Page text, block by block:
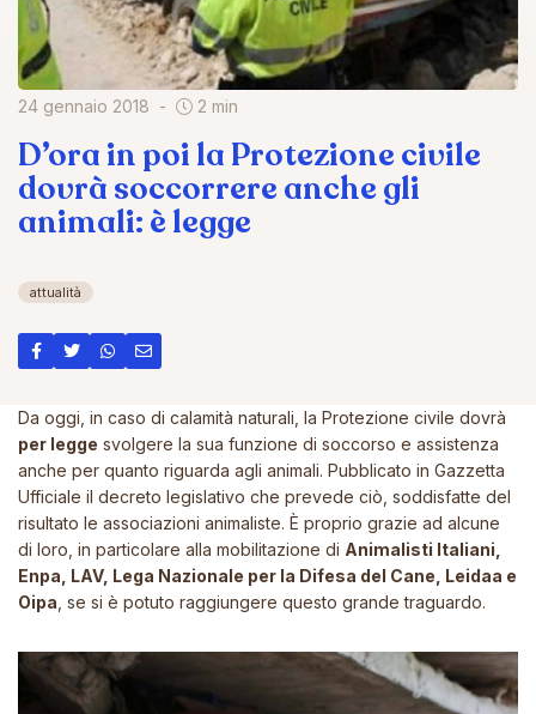
24 gennaio 2018 2 min
D’ora in poi la Protezione civile
dovrà soccorrere anche gli
animali: è legge
attualità
Da oggi, in caso di calamità naturali, la Protezione civile dovrà
per legge svolgere la sua funzione di soccorso e assistenza
anche per quanto riguarda agli animali. Pubblicato in Gazzetta
Ufficiale il decreto legislativo che prevede ciò, soddisfatte del
risultato le associazioni animaliste. È proprio grazie ad alcune
di loro, in particolare alla mobilitazione di Animalisti Italiani,
Enpa, LAV, Lega Nazionale per la Difesa del Cane, Leidaa e
Oipa , se si è potuto raggiungere questo grande traguardo.